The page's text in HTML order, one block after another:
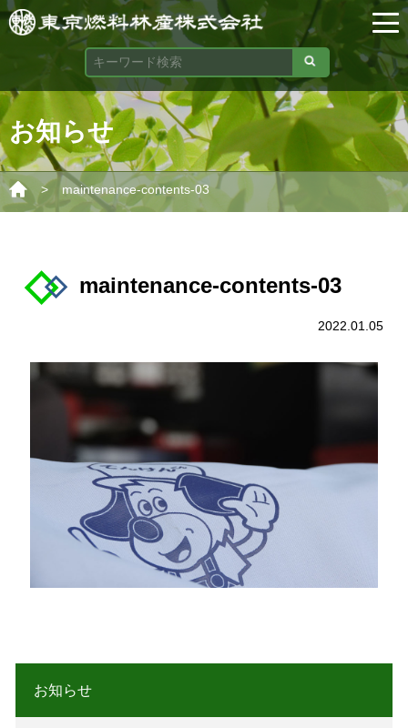
お知らせ
> maintenance-contents-03
maintenance-contents-03
2022.01.05
お知らせ